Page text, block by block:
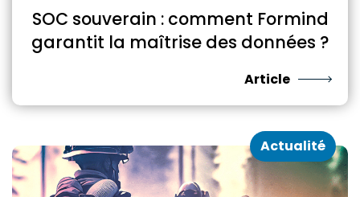
SOC souverain : comment Formind
garantit la maîtrise des données ?
Article
Actualité